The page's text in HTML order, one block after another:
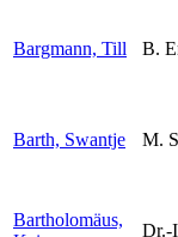
Bargmann, Till B.
Barth, Swantje M.
Bartholomäus,
Dr.-